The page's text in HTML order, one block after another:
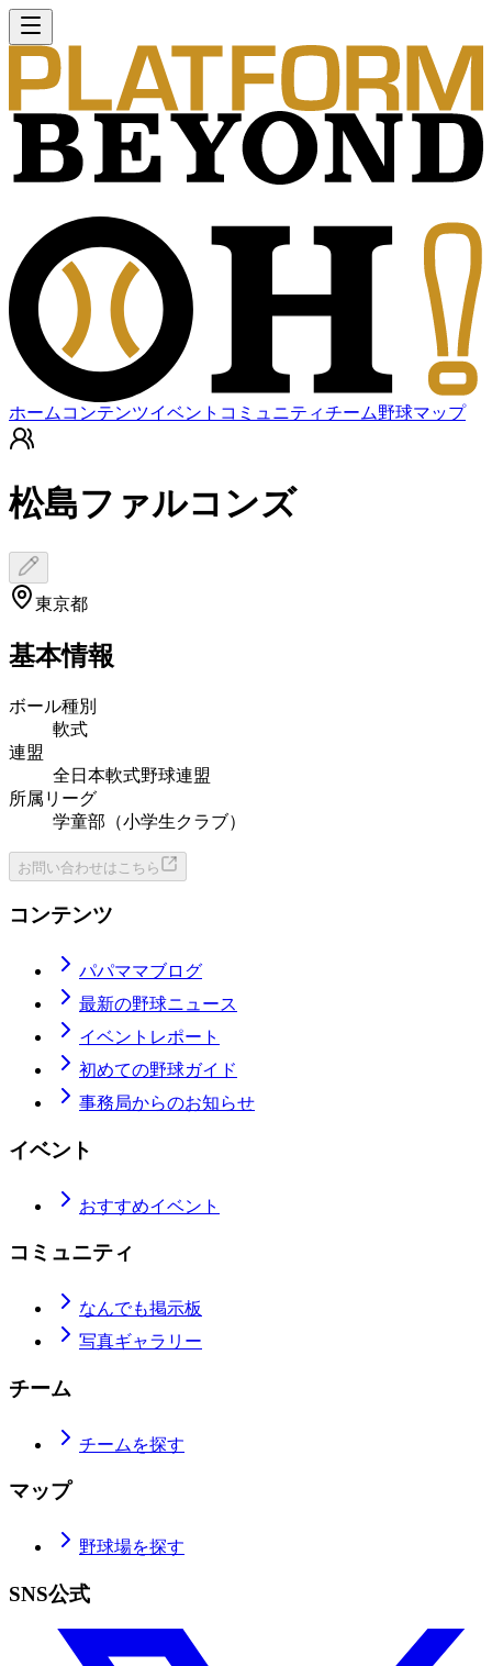
ホーム コンテンツイベント コミュニティチーム野球マップ
松島ファルコンズ
東京都
基本情報
ボール種別
軟式
連盟
全日本軟式野球連盟
所属リーグ
学童部（小学生クラブ）
お問い合わせはこちら
コンテンツ
パパママブログ
最新の野球ニュース
イベントレポート
初めての野球ガイド
事務局からのお知らせ
イベント
おすすめイベント
コミュニティ
なんでも掲示板
写真ギャラリー
チーム
チームを探す
マップ
野球場を探す
SNS公式